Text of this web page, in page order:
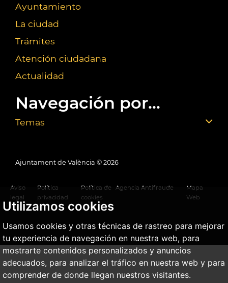
Utilizamos cookies
Usamos cookies y otras técnicas de rastreo para mejorar
tu experiencia de navegación en nuestra web, para
mostrarte contenidos personalizados y anuncios
adecuados, para analizar el tráfico en nuestra web y para
comprender de donde llegan nuestros visitantes.
Ayuntamiento
La ciudad
Trámites
Atención ciudadana
Actualidad
Navegación por...
Temas
Ajuntament de València © 2026
Aviso
legal
Política
privacidad
Política de
cookies
Agencia Antifraude
Mapa
Web